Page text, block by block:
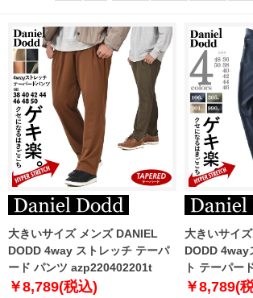
大きいサイズ メンズ DANIEL
DODD 4way ストレッチ テーパ
ード パンツ azp220402201t
￥8,789(税込)
大きいサイ
DODD 4way
ト テーパー
￥8,789(